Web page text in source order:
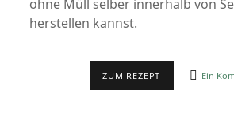
ohne Müll selber innerhalb von
herstellen kannst.
ZUM REZEPT Ein